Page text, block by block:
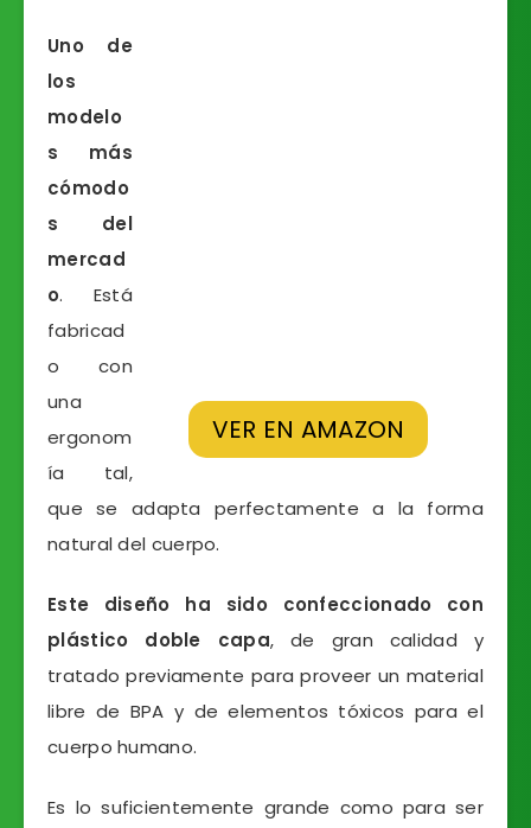
VER EN AMAZON
Uno de
los
modelo
s más
cómodo
s del
mercad
o. Está
fabricad
o con
una
ergonom
ía tal,
que se adapta perfectamente a la forma
natural del cuerpo.
Este diseño ha sido confeccionado con
plástico doble capa, de gran calidad y
tratado previamente para proveer un material
libre de BPA y de elementos tóxicos para el
cuerpo humano.
Es lo suficientemente grande como para ser